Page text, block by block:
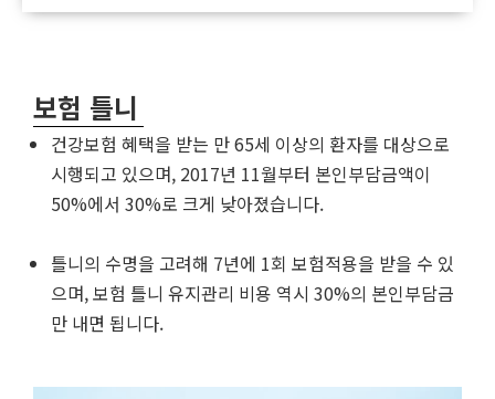
보험 틀니
건강보험 혜택을 받는 만 65세 이상의 환자를 대상으로
시행되고 있으며, 2017년 11월부터 본인부담금액이
50%에서 30%로 크게 낮아졌습니다.
틀니의 수명을 고려해 7년에 1회 보험적용을 받을 수 있
으며, 보험 틀니 유지관리 비용 역시 30%의 본인부담금
만 내면 됩니다.